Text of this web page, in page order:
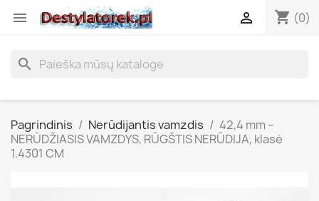
 shopping_cart (0)

search
Pagrindinis Nerūdijantis vamzdis
42,4 mm –
NERŪDŽIASIS VAMZDYS, RŪGŠTIS NERŪDIJA, klasė
1.4301 CM